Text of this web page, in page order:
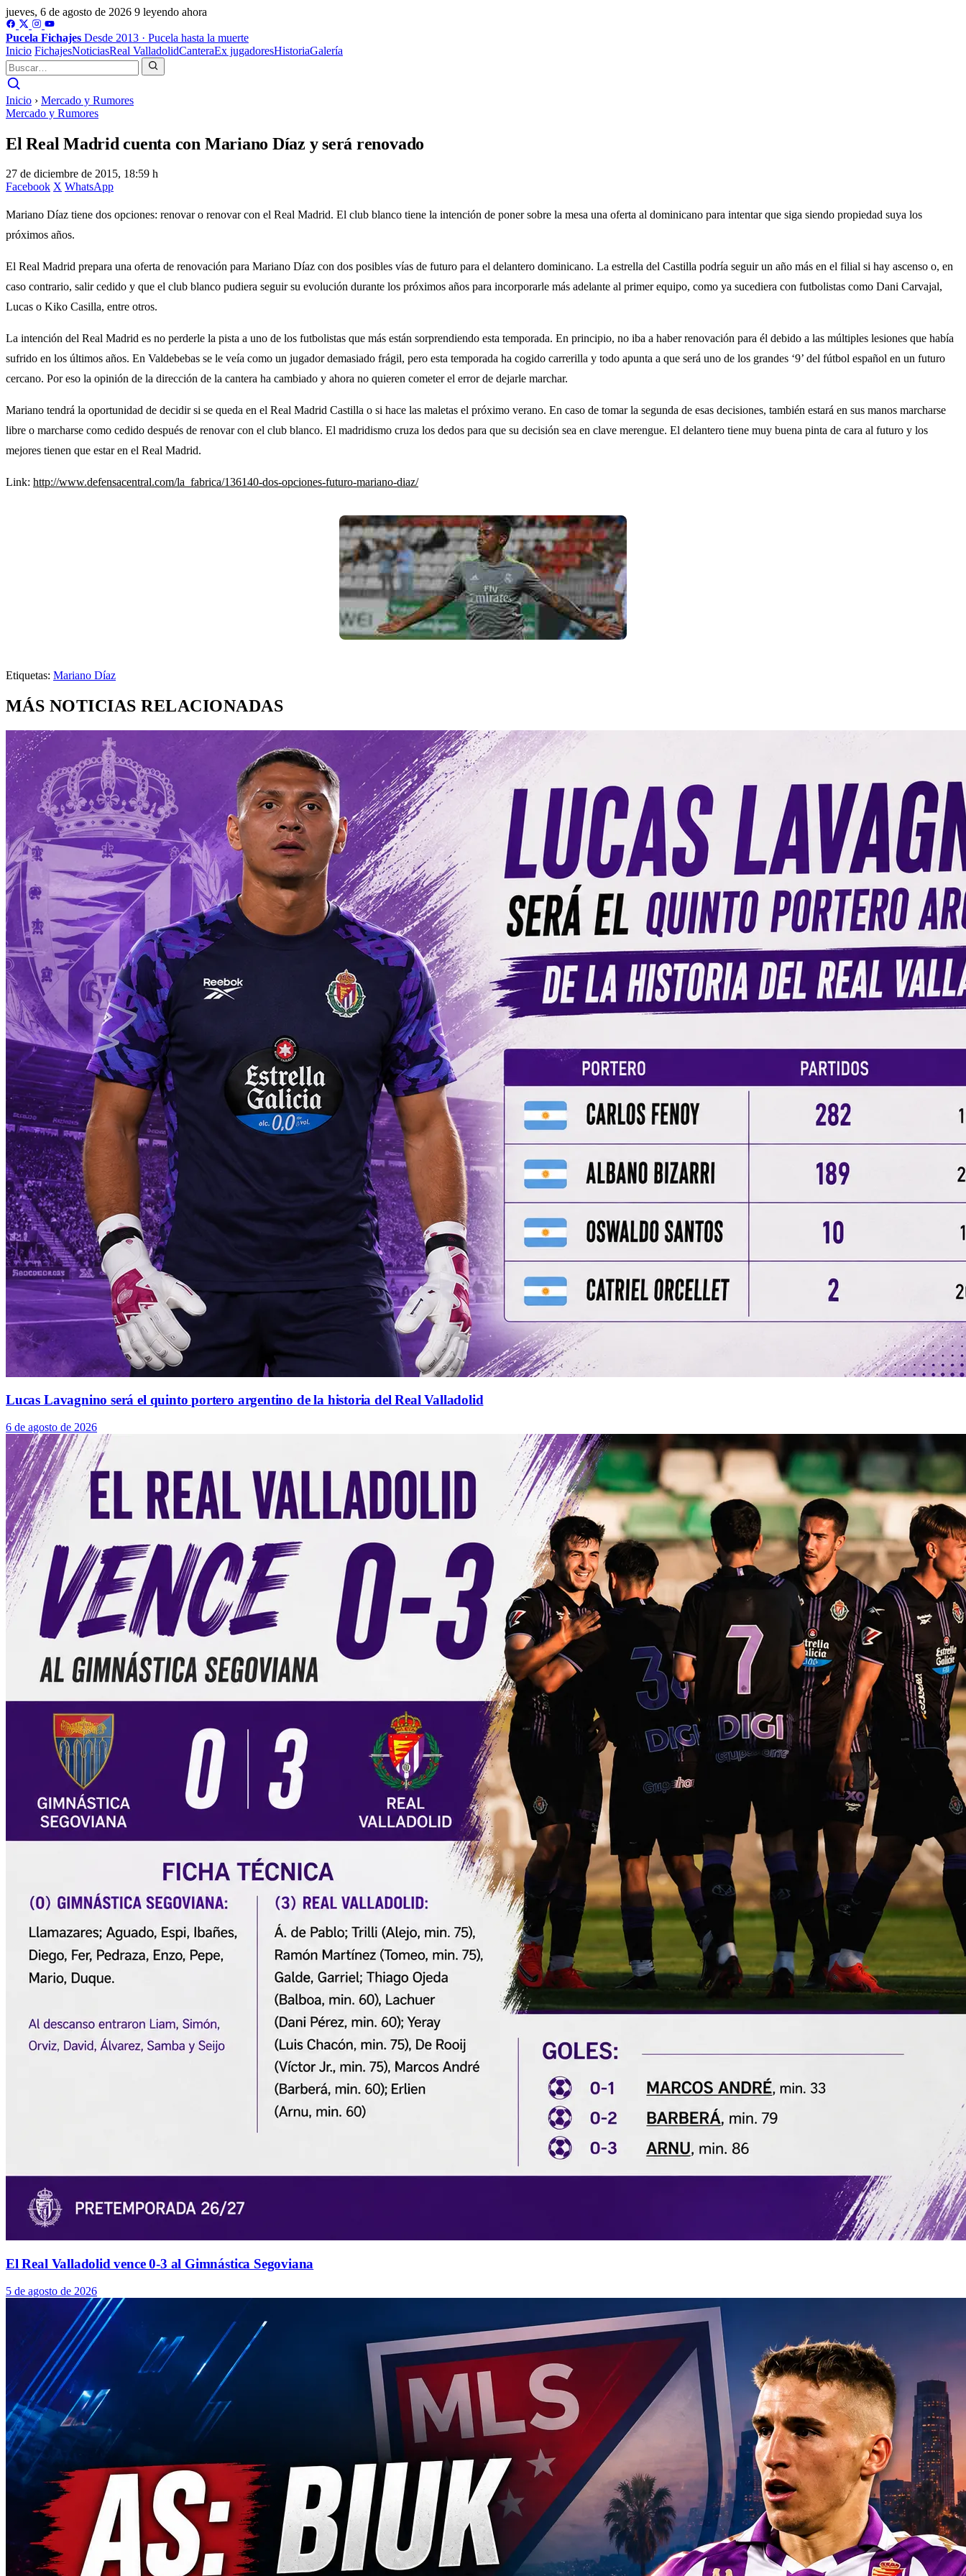
jueves, 6 de agosto de 2026 9 leyendo ahora
Pucela Fichajes Desde 2013 · Pucela hasta la muerte
Inicio FichajesNoticiasReal ValladolidCanteraEx jugadoresHistoriaGalería
Inicio › Mercado y Rumores
Mercado y Rumores
El Real Madrid cuenta con Mariano Díaz y será renovado
27 de diciembre de 2015, 18:59 h
Facebook X WhatsApp
Mariano Díaz tiene dos opciones: renovar o renovar con el Real Madrid. El club blanco tiene la intención de poner sobre la mesa una oferta al dominicano para intentar que siga siendo propiedad suya los
próximos años.
El Real Madrid prepara una oferta de renovación para Mariano Díaz con dos posibles vías de futuro para el delantero dominicano. La estrella del Castilla podría seguir un año más en el filial si hay ascenso o, en
caso contrario, salir cedido y que el club blanco pudiera seguir su evolución durante los próximos años para incorporarle más adelante al primer equipo, como ya sucediera con futbolistas como Dani Carvajal,
Lucas o Kiko Casilla, entre otros.
La intención del Real Madrid es no perderle la pista a uno de los futbolistas que más están sorprendiendo esta temporada. En principio, no iba a haber renovación para él debido a las múltiples lesiones que había
sufrido en los últimos años. En Valdebebas se le veía como un jugador demasiado frágil, pero esta temporada ha cogido carrerilla y todo apunta a que será uno de los grandes ‘9’ del fútbol español en un futuro
cercano. Por eso la opinión de la dirección de la cantera ha cambiado y ahora no quieren cometer el error de dejarle marchar.
Mariano tendrá la oportunidad de decidir si se queda en el Real Madrid Castilla o si hace las maletas el próximo verano. En caso de tomar la segunda de esas decisiones, también estará en sus manos marcharse
libre o marcharse como cedido después de renovar con el club blanco. El madridismo cruza los dedos para que su decisión sea en clave merengue. El delantero tiene muy buena pinta de cara al futuro y los
mejores tienen que estar en el Real Madrid.
Link: http://www.defensacentral.com/la_fabrica/136140-dos-opciones-futuro-mariano-diaz/
Etiquetas: Mariano Díaz
MÁS NOTICIAS RELACIONADAS
Lucas Lavagnino será el quinto portero argentino de la historia del Real Valladolid
6 de agosto de 2026
El Real Valladolid vence 0-3 al Gimnástica Segoviana
5 de agosto de 2026